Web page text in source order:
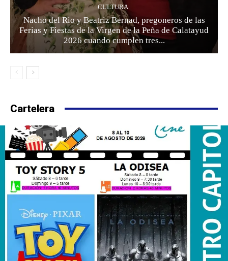
CULTURA
Nacho del Rio y Beatriz Bernad, pregoneros de las
Ferias y Fiestas de la Virgen de la Peña de Calatayud
2026 cuando cumplen tres...
Cartelera